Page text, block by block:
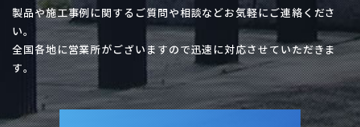
製品や施工事例に関するご質問や相談などお気軽にご連絡くださ
い。
全国各地に営業所がございますので迅速に対応させていただきま
す。